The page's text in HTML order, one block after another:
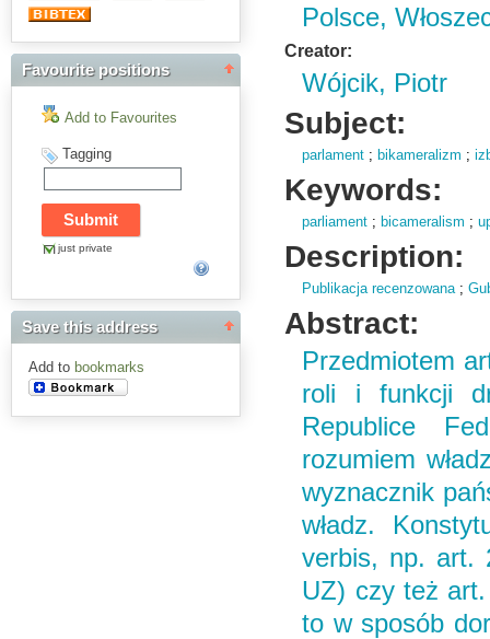
Favourite positions
Add to Favourites
Tagging
just private
Save this address
Add to bookmarks
Polsce,
Creator:
Wójcik, Piotr
Subject:
parlament ; bikameralizm ;
Keywords:
parliament ; bicameralism ;
Description:
Publikacja recenzowana;
Abstract:
Przedmiotem
roli i funkcji
Republice
rozumiem
wyznacznik
władz.
verbis, np. art.
UZ) czy też
to w sposób